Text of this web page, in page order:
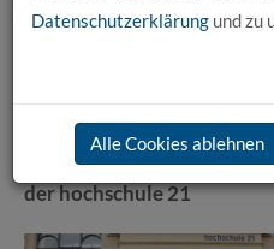
25.11.2024
Ministerium für
der hochschule 21
Datenschutzerklärung und zu
Alle Cookies ablehnen